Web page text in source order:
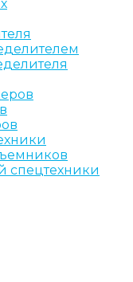
спецтехники